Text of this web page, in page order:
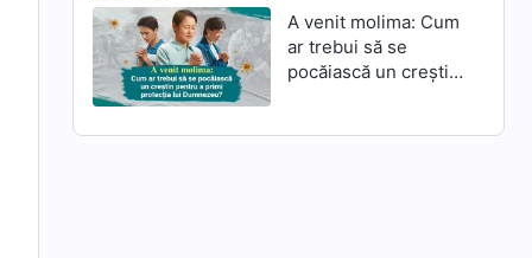
pe urmă când au
venit zilele lui Noe
A venit molima: Cum
ar trebui să se
pocăiască un creștin